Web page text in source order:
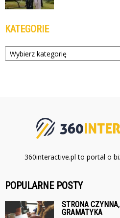
KATEGORIE
Kategorie
360interactive.pl to portal o
POPULARNE POSTY
STRONA
GRAMATYKA